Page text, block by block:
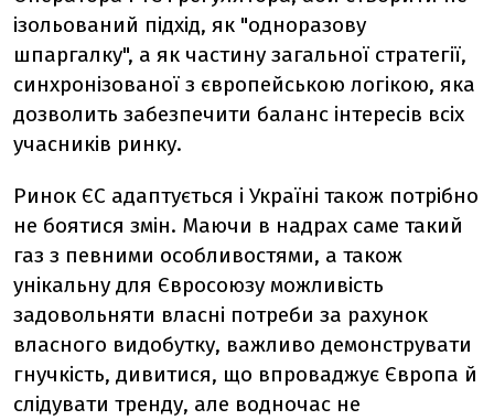
ізольований підхід, як "одноразову
шпаргалку", а як частину загальної стратегії,
синхронізованої з європейською логікою, яка
дозволить забезпечити баланс інтересів всіх
учасників ринку.
Ринок ЄС адаптується і Україні також потрібно
не боятися змін. Маючи в надрах саме такий
газ з певними особливостями, а також
унікальну для Євросоюзу можливість
задовольняти власні потреби за рахунок
власного видобутку, важливо демонструвати
гнучкість, дивитися, що впроваджує Європа й
слідувати тренду, але водночас не